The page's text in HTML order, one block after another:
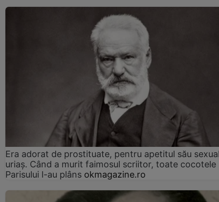
Era adorat de prostituate, pentru apetitul său
uriaș. Când a murit faimosul scriitor, toate cocotele
Parisului l-au plâns okmagazine.ro